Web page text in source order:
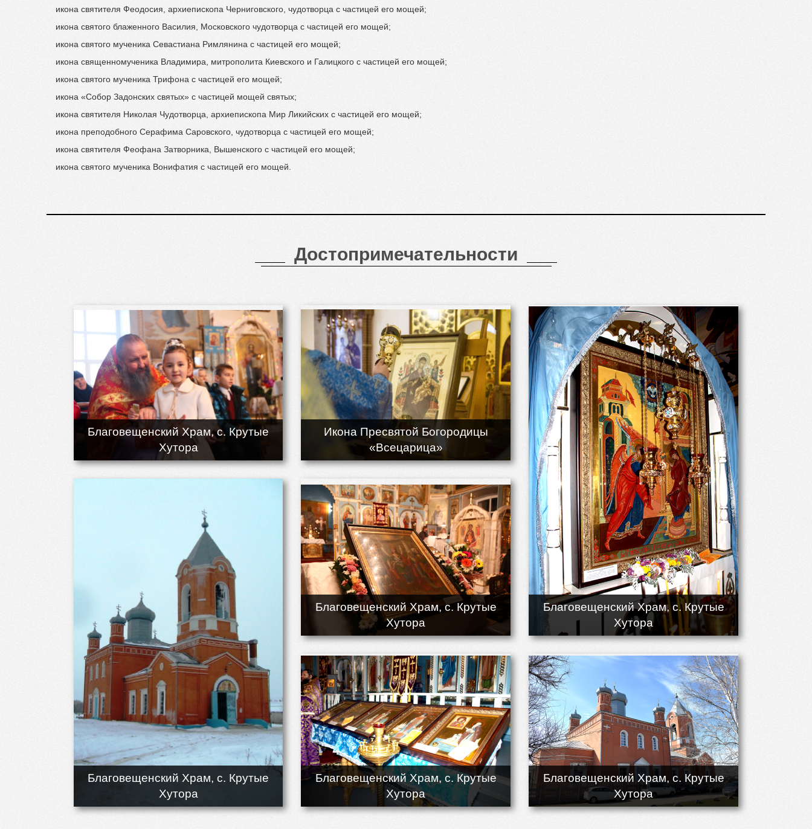
икона святителя Феодосия, архиепископа Черниговского, чудотворца с частицей его мощей;
икона святого блаженного Василия, Московского чудотворца с частицей его мощей;
икона святого мученика Севастиана Римлянина с частицей его мощей;
икона священномученика Владимира, митрополита Киевского и Галицкого с частицей его мощей;
икона святого мученика Трифона с частицей его мощей;
икона «Собор Задонских святых» с частицей мощей святых;
икона святителя Николая Чудотворца, архиепископа Мир Ликийских с частицей его мощей;
икона преподобного Серафима Саровского, чудотворца с частицей его мощей;
икона святителя Феофана Затворника, Вышенского с частицей его мощей;
икона святого мученика Вонифатия с частицей его мощей.
Достопримечательности
Благовещенский Храм, с. Крутые
Хутора
Икона Пресвятой Богородицы
«Всецарица»
Благовещенский Храм, с. Крутые
Хутора
Благовещенский Храм, с. Крутые
Хутора
Благовещенский Храм, с. Крутые
Хутора
Благовещенский Храм, с. Крутые
Хутора
Благовещенский Храм, с. Крутые
Хутора